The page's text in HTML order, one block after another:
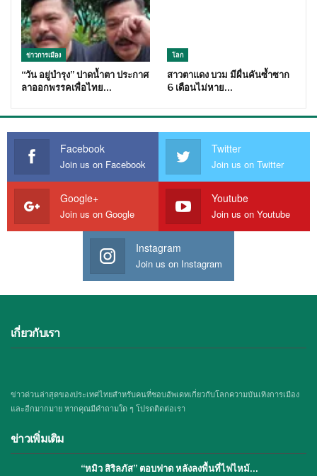
ข่าวการเมือง
“วัน อยู่บำรุง” ปาดน้ำตา ประกาศ
ลาออกพรรคเพื่อไทย…
โลก
สาวตาแดง บวม มีผื่นคันซ้ำซาก
6 เดือนไม่หาย…
Facebook
Join us on Facebook
Twitter
Join us on Twitter
Google+
Join us on Google
Youtube
Join us on Youtube
Instagram
Join us on Instagram
เกี่ยวกับเรา
ข่าวด่วนล่าสุดของประเทศไทยสำหรับคนที่ชอบอัพเดทเกี่ยวกับโลกความบันเทิงการเมือง
และอีกมากมาย หากคุณมีคำถามใด ๆ โปรดติดต่อเรา
ข่าวเพิ่มเติม
“หมิว สิริลภัส” ตอบฟาด หลังลงพื้นที่ไฟไหม้…